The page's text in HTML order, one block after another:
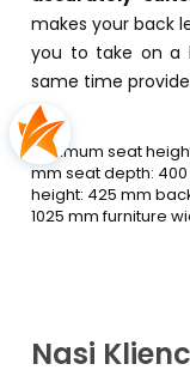
makes your back
you to take on a
same time
minimum seat
mm seat depth:
height: 425 mm
1025 mm furniture
Nasi